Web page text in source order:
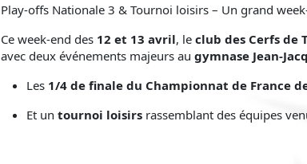
Play-offs Nationale 3 & Tournoi loisirs – Un grand
Ce week-end des 12 et 13 avril, le club des Cerfs de
avec deux événements majeurs au gymnase Jean-
Les 1/4 de finale du Championnat de France
Et un tournoi loisirs rassemblant des équipes